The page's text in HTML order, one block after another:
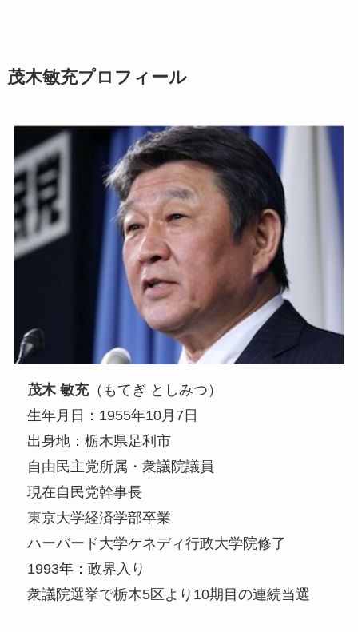
茂木敏充プロフィール
茂木 敏充（もてぎ としみつ）
生年月日：1955年10月7日
出身地：栃木県足利市
自由民主党所属・衆議院議員
現在自民党幹事長
東京大学経済学部卒業
ハーバード大学ケネディ行政大学院修了
1993年：政界入り
衆議院選挙で栃木5区より10期目の連続当選